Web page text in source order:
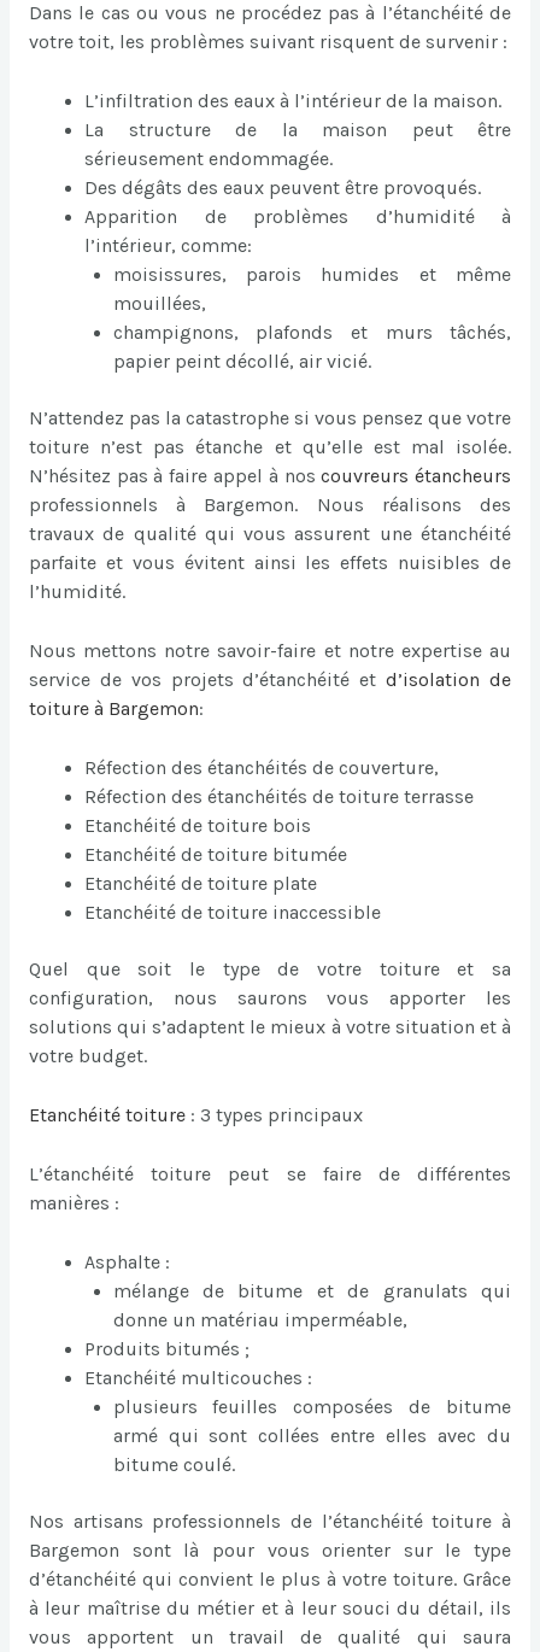
Dans le cas ou vous ne procédez pas à l’étanchéité de
votre toit, les problèmes suivant risquent de survenir :
L’infiltration des eaux à l’intérieur de la maison.
La structure de la maison peut être
sérieusement endommagée.
Des dégâts des eaux peuvent être provoqués.
Apparition de problèmes d’humidité à
l’intérieur, comme:
moisissures, parois humides et même
mouillées,
champignons, plafonds et murs tâchés,
papier peint décollé, air vicié.
N’attendez pas la catastrophe si vous pensez que votre
toiture n’est pas étanche et qu’elle est mal isolée.
N’hésitez pas à faire appel à nos couvreurs étancheurs
professionnels à Bargemon. Nous réalisons des
travaux de qualité qui vous assurent une étanchéité
parfaite et vous évitent ainsi les effets nuisibles de
l’humidité.
Nous mettons notre savoir-faire et notre expertise au
service de vos projets d’étanchéité etd’isolation de
toiture à Bargemon:
Réfection des étanchéités de couverture,
Réfection des étanchéités de toiture terrasse
Etanchéité de toiture bois
Etanchéité de toiture bitumée
Etanchéité de toiture plate
Etanchéité de toiture inaccessible
Quel que soit le type de votre toiture et sa
configuration, nous saurons vous apporter les
solutions qui s’adaptent le mieux à votre situation et à
votre budget.
Etanchéité toiture: 3 types principaux
L’étanchéité toiture peut se faire de différentes
manières :
Asphalte :
mélange de bitume et de granulats qui
donne un matériau imperméable,
Produits bitumés ;
Etanchéité multicouches :
plusieurs feuilles composées de bitume
armé qui sont collées entre elles avec du
bitume coulé.
Nos artisans professionnels de l’étanchéité toiture à
Bargemon sont là pour vous orienter sur le type
d’étanchéité qui convient le plus à votre toiture. Grâce
à leur maîtrise du métier et à leur souci du détail, ils
vous apportent un travail de qualité qui saura